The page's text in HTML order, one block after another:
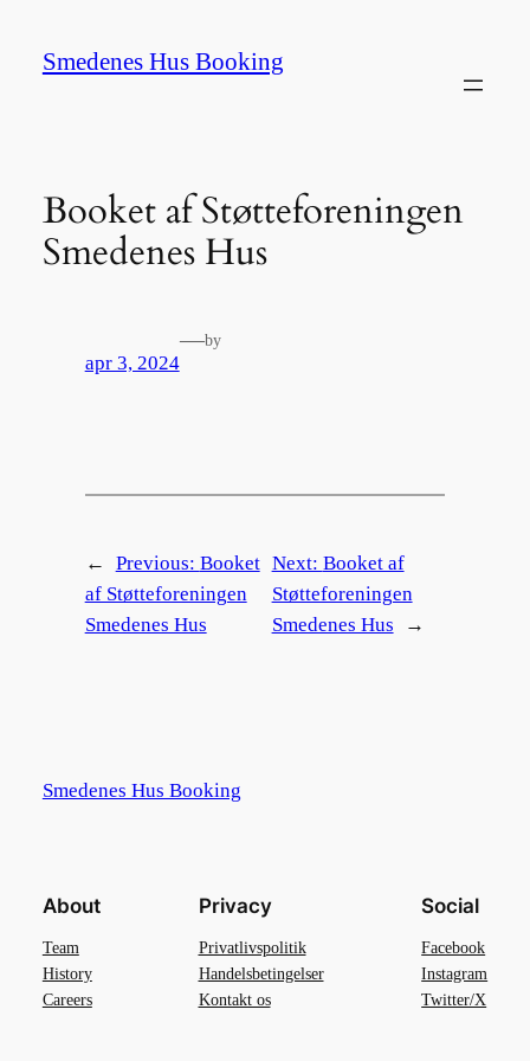
indholdSmedenes Hus Booking
Booket af Støtteforeningen
Smedenes Hus
apr 3, 2024
—by
← Previous: Booket
af Støtteforeningen
Smedenes Hus
Next: Booket af
Støtteforeningen
Smedenes Hus
→
Smedenes Hus Booking
About
Team
History
Careers
Privacy
Privatlivspolitik
Handelsbetingelser
Kontakt os
Social
Facebook
Instagram
Twitter/X